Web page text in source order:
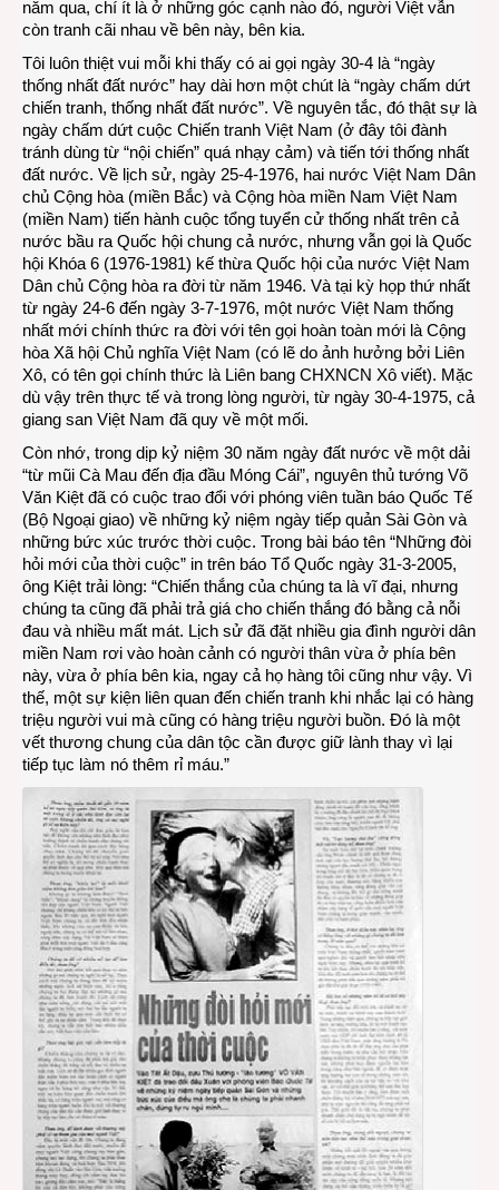
năm qua, chí ít là ở những góc cạnh nào đó, người Việt vẫn
còn tranh cãi nhau về bên này, bên kia.
Tôi luôn thiệt vui mỗi khi thấy có ai gọi ngày 30-4 là “ngày
thống nhất đất nước” hay dài hơn một chút là “ngày chấm dứt
chiến tranh, thống nhất đất nước”. Về nguyên tắc, đó thật sự là
ngày chấm dứt cuộc Chiến tranh Việt Nam (ở đây tôi đành
tránh dùng từ “nội chiến” quá nhạy cảm) và tiến tới thống nhất
đất nước. Về lịch sử, ngày 25-4-1976, hai nước Việt Nam Dân
chủ Cộng hòa (miền Bắc) và Cộng hòa miền Nam Việt Nam
(miền Nam) tiến hành cuộc tổng tuyển cử thống nhất trên cả
nước bầu ra Quốc hội chung cả nước, nhưng vẫn gọi là Quốc
hội Khóa 6 (1976-1981) kế thừa Quốc hội của nước Việt Nam
Dân chủ Cộng hòa ra đời từ năm 1946. Và tại kỳ họp thứ nhất
từ ngày 24-6 đến ngày 3-7-1976, một nước Việt Nam thống
nhất mới chính thức ra đời với tên gọi hoàn toàn mới là Cộng
hòa Xã hội Chủ nghĩa Việt Nam (có lẽ do ảnh hưởng bởi Liên
Xô, có tên gọi chính thức là Liên bang CHXNCN Xô viết). Mặc
dù vậy trên thực tế và trong lòng người, từ ngày 30-4-1975, cả
giang san Việt Nam đã quy về một mối.
Còn nhớ, trong dịp kỷ niệm 30 năm ngày đất nước về một dải
“từ mũi Cà Mau đến địa đầu Móng Cái”, nguyên thủ tướng Võ
Văn Kiệt đã có cuộc trao đổi với phóng viên tuần báo Quốc Tế
(Bộ Ngoại giao) về những kỷ niệm ngày tiếp quản Sài Gòn và
những bức xúc trước thời cuộc. Trong bài báo tên “Những đòi
hỏi mới của thời cuộc” in trên báo Tổ Quốc ngày 31-3-2005,
ông Kiệt trải lòng: “Chiến thắng của chúng ta là vĩ đại, nhưng
chúng ta cũng đã phải trả giá cho chiến thắng đó bằng cả nỗi
đau và nhiều mất mát. Lịch sử đã đặt nhiều gia đình người dân
miền Nam rơi vào hoàn cảnh có người thân vừa ở phía bên
này, vừa ở phía bên kia, ngay cả họ hàng tôi cũng như vậy. Vì
thế, một sự kiện liên quan đến chiến tranh khi nhắc lại có hàng
triệu người vui mà cũng có hàng triệu người buồn. Đó là một
vết thương chung của dân tộc cần được giữ lành thay vì lại
tiếp tục làm nó thêm rỉ máu.”